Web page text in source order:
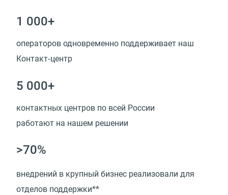
1 000+
операторов одновременно поддерживает наш
Контакт‑центр
5 000+
контактных центров по всей России
работают на нашем решении
>70%
внедрений в крупный бизнес реализовали для
отделов поддержки**